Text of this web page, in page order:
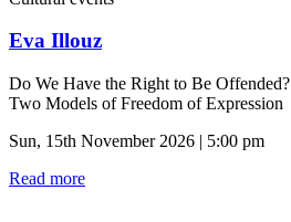
Eva Illouz
Do We Have the Right to Be Offended?
Two Models of Freedom of Expression
Sun, 15th November 2026 | 5:00 pm
Read more